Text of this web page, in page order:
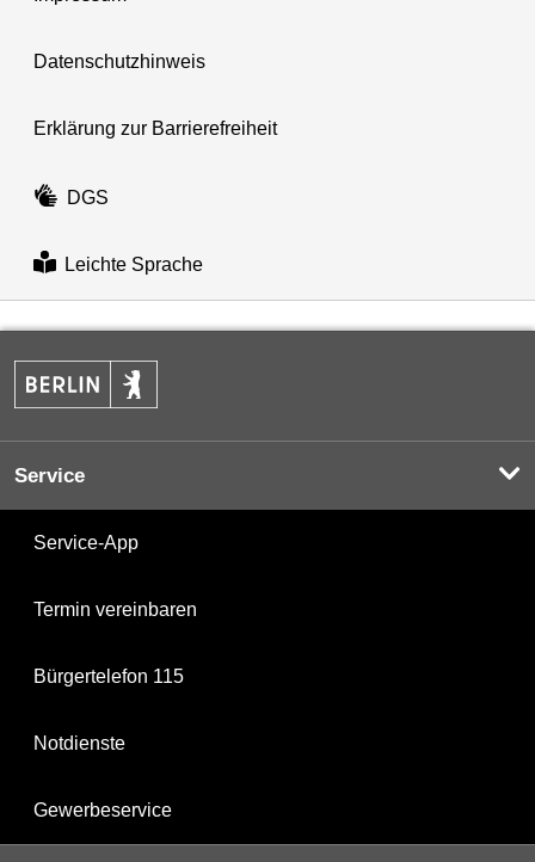
Datenschutzhinweis
Erklärung zur Barrierefreiheit
DGS
Leichte Sprache
Service
Service-App
Termin vereinbaren
Bürgertelefon 115
Notdienste
Gewerbeservice